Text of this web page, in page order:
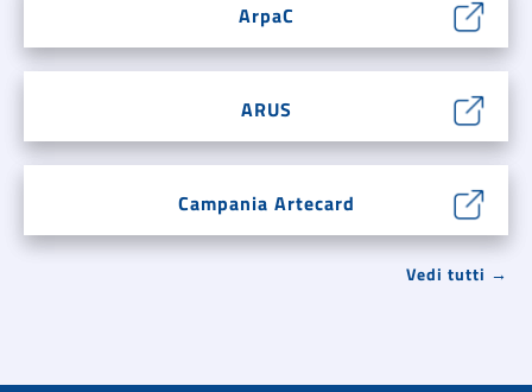
ArpaC
ARUS
Campania Artecard
Vedi tutti →